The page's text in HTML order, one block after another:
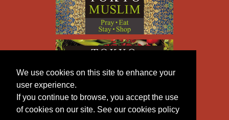
We use cookies on this site to enhance your
user experience.
If you continue to browse, you accept the use
of cookies on our site. See our cookies policy